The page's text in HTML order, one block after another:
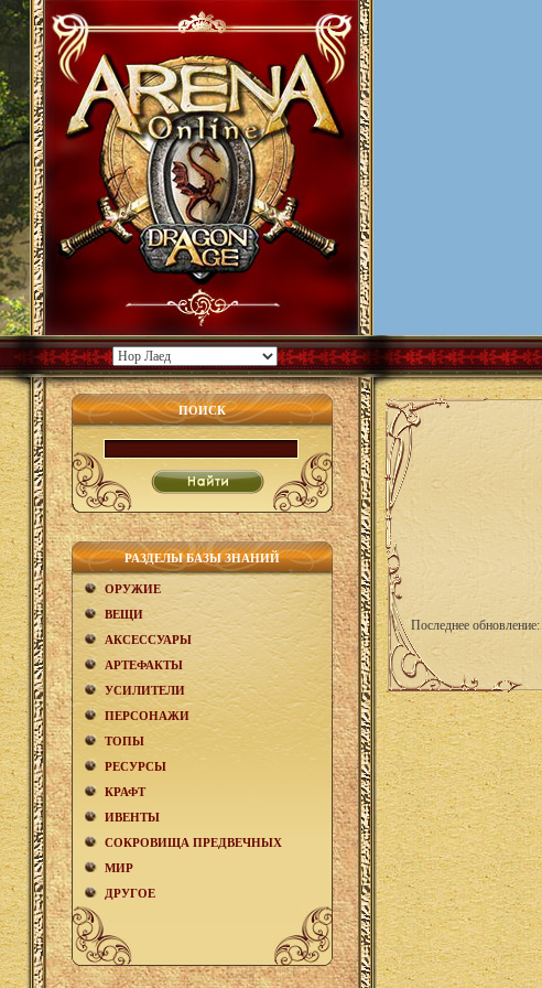
ПОИСК
РАЗДЕЛЫ БАЗЫ ЗНАНИЙ
ОРУЖИЕ
ВЕЩИ
АКCЕСCУАРЫ
АРТЕФАКТЫ
УСИЛИТЕЛИ
ПЕРСОНАЖИ
ТОПЫ
РЕСУРСЫ
КРАФТ
ИВЕНТЫ
СОКРОВИЩА ПРЕДВЕЧНЫХ
МИР
ДРУГОЕ
Последнее обновление: